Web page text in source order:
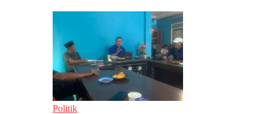
Politik